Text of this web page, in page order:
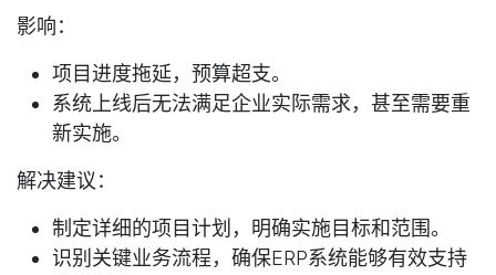
影响：
项目进度拖延，预算超支。
系统上线后无法满足企业实际需求，甚至需要重
新实施。
解决建议：
制定详细的项目计划，明确实施目标和范围。
识别关键业务流程，确保ERP系统能够有效支持